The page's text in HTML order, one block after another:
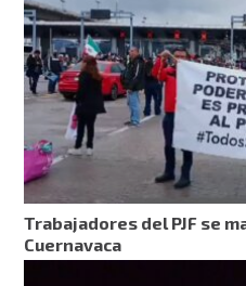
Trabajadores del PJF se
Cuernavaca